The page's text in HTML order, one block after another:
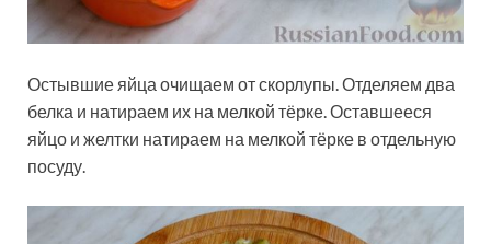
Остывшие яйца очищаем от скорлупы. Отделяем два
белка и натираем их на мелкой тёрке. Оставшееся
яйцо и желтки натираем на мелкой тёрке в отдельную
посуду.